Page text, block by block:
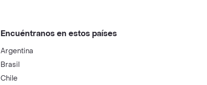
Encuéntranos en estos países
Argentina
Brasil
Chile